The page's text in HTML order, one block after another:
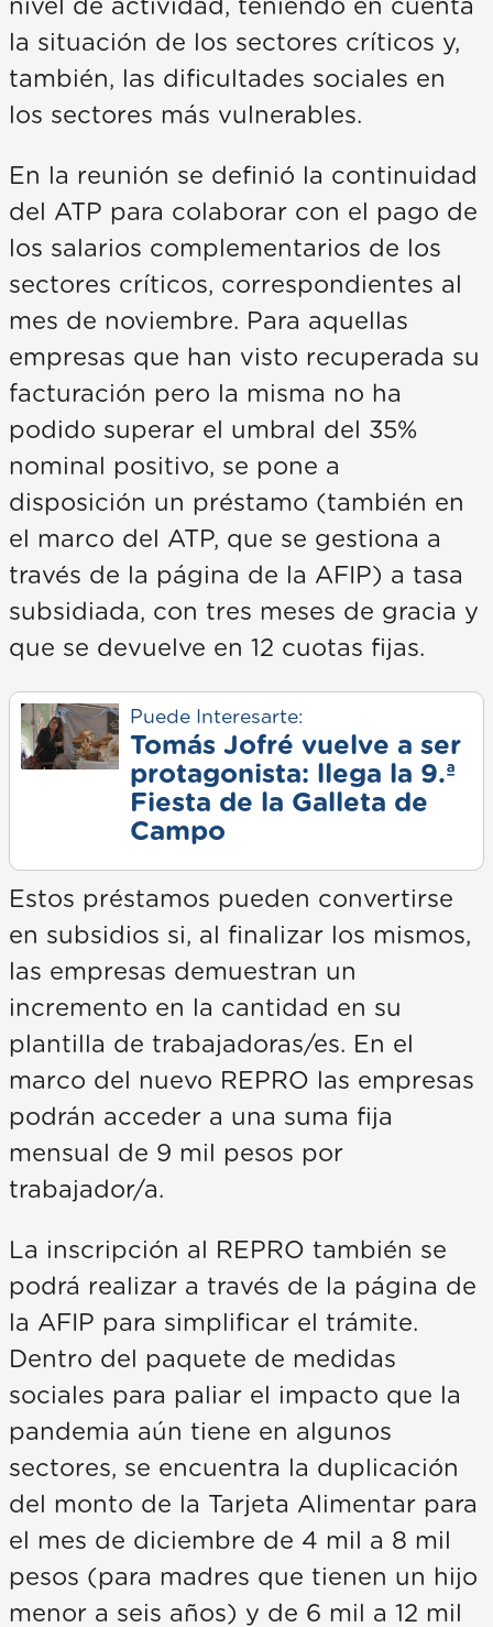
nivel de actividad, teniendo en cuenta
la situación de los sectores críticos y,
también, las dificultades sociales en
los sectores más vulnerables.
En la reunión se definió la continuidad
del ATP para colaborar con el pago de
los salarios complementarios de los
sectores críticos, correspondientes al
mes de noviembre. Para aquellas
empresas que han visto recuperada su
facturación pero la misma no ha
podido superar el umbral del 35%
nominal positivo, se pone a
disposición un préstamo (también en
el marco del ATP, que se gestiona a
través de la página de la AFIP) a tasa
subsidiada, con tres meses de gracia y
que se devuelve en 12 cuotas fijas.
Puede Interesarte:
Tomás Jofré vuelve a ser
protagonista: llega la 9.ª
Fiesta de la Galleta de
Campo
Estos préstamos pueden convertirse
en subsidios si, al finalizar los mismos,
las empresas demuestran un
incremento en la cantidad en su
plantilla de trabajadoras/es. En el
marco del nuevo REPRO las empresas
podrán acceder a una suma fija
mensual de 9 mil pesos por
trabajador/a.
La inscripción al REPRO también se
podrá realizar a través de la página de
la AFIP para simplificar el trámite.
Dentro del paquete de medidas
sociales para paliar el impacto que la
pandemia aún tiene en algunos
sectores, se encuentra la duplicación
del monto de la Tarjeta Alimentar para
el mes de diciembre de 4 mil a 8 mil
pesos (para madres que tienen un hijo
menor a seis años) y de 6 mil a 12 mil